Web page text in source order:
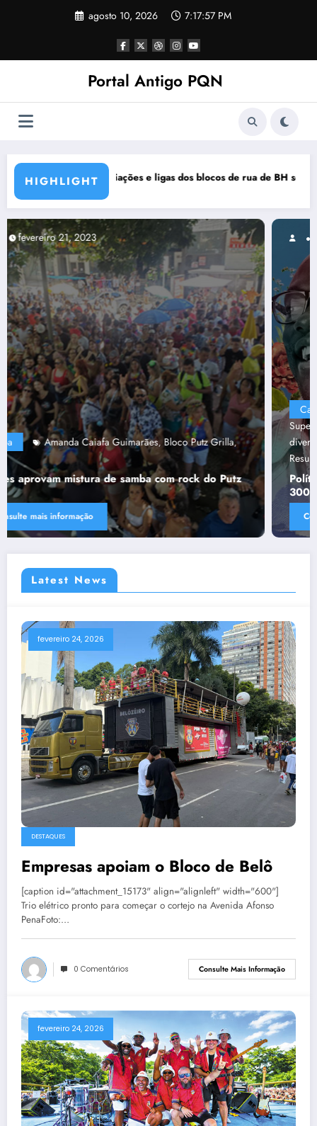
agosto 10, 2026 7:17:58 PM
Portal Antigo PQN
HIGHLIGHT
de rua de BH se manifestam em nota de repúdioRocknights lança a primeira
Capa
“Tendências para Docência no Ensino
Superior”
,Ânima Educaçã,Ânima Plurais ,capa,Política de
diversidade da Una e do UniBH,Rede Comunicação de
Resultado, Tânia Chaves
Política de diversidade da Una e do UniBH envolve
300 docentes e coladores negros
Consulte mais informação
março 5, 2021
Latest News
fevereiro 24, 2026
DESTAQUES
Empresas apoiam o Bloco de Belô
[caption id="attachment_15173" align="alignleft" width="600"]
Trio elétrico pronto para começar o cortejo na Avenida Afonso
PenaFoto:…
0 Comentários Consulte Mais Informação
fevereiro 24, 2026